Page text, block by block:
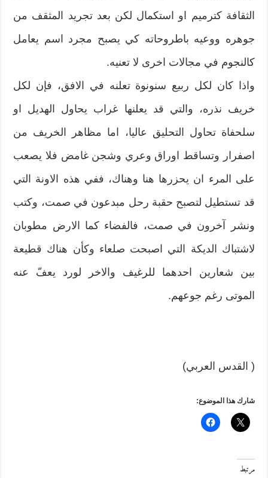
الثقافة كترميم او استكمال لكن بعد تجريد المثقف من
جوهره ووعيه باطروحاته كي يصبح مجرد اسم يعامل
كالنجوم في مجالات اخرى لا تعنيه.
واذا كان لكل ربيع سنونوة تعلنه في الافق، فإن لكل
خريف نذره، والتي قد يعلنها غراب يحاول الهديل او
سلحفاة تحاول التحليق عاليا، اما مظاهر الخريف من
اصفرار وتساقط اوراق وعري وشجن غامض فلا يصعب
على المرء ان يحزرها هنا وهناك، ففي هذه الاونة التي
قد تستطيل لتصبح حقبة رحل مبدعون في صمت، وكتب
ونشر آخرون في صمت، فالفضاء كما الارض مطوبان
لاشتباك الديكة التي اصبحت صلعاء وكأن هناك قطيعة
بين شعارين احدهما للرغيف والاخر لورد يعفّ عنه
الموتى رغم جوعهم.
( القدس العربي)
شارك هذا الموضوع:
مرتبط